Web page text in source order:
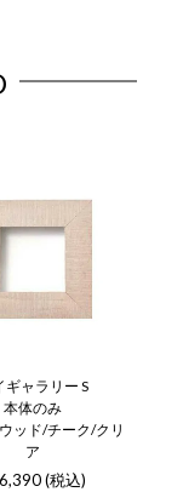
ギャラリー S
本体のみ
ッド/チーク/クリ
ア
(税込)